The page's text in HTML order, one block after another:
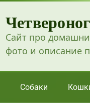
Сайт про
фото и описание
Собаки